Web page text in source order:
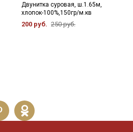
Двунитка суровая, ш.1.65м,
хлопок-100%,150гр/м.кв
200 руб. 250 руб.